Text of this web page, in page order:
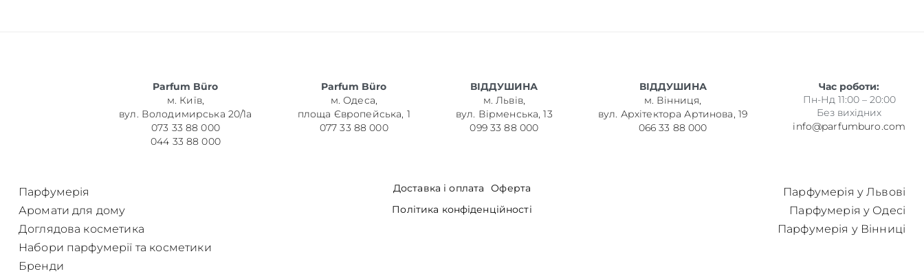
Парфумер
Parfum Büro
м. Київ,
вул. Володимирська 20/1а
073 33 88 000
044 33 88 000
Parfum Büro
м. Одеса,
площа Європейська, 1
077 33 88 000
ВІДДУШИНА
м. Львів,
вул. Вірменська, 13
099 33 88 000
ВІДДУШИНА
м. Вінниця,
вул. Архітектора Артинова, 19
066 33 88 000
Час роботи:
Пн-Нд 11:00 – 20:00
Без вихідних
info@parfumburo.com
Парфумерія
Аромати для дому
Доглядова косметика
Набори парфумерії та косметики
Бренди
Доставка і оплата
Оферта
Політика конфіденційності
Парфумерія у Львові
Парфумерія у Одесі
Парфумерія у Вінниці